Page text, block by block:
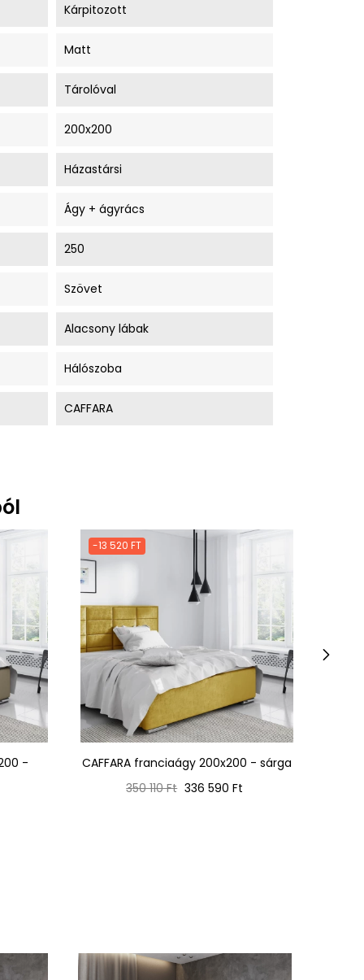
Kárpitozott
Matt
Tárolóval
200x200
Házastársi
Ágy + ágyrács
250
Szövet
Alacsony lábak
Hálószoba
CAFFARA
-
-13 520 FT
CAFFARA franciaágy 200x200 - sárga
Normál
350 110 Ft Ár
336 590 Ft